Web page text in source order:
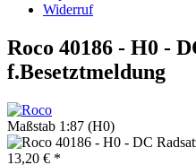
Widerruf
Roco 40186 - H0 -
f.Besetztmeldung
Maßstab 1:87 (H0)
13,20 € *